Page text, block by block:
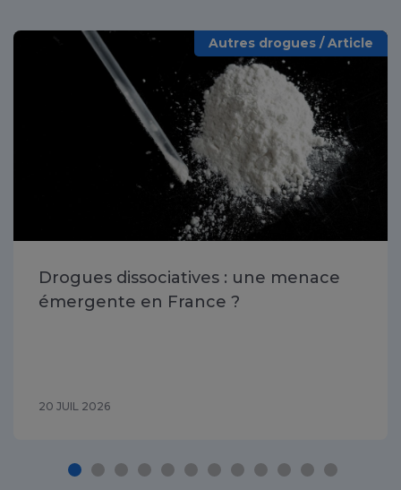
Autres drogues / Article
Drogues dissociatives : une menace
émergente en France ?
20 JUIL 2026